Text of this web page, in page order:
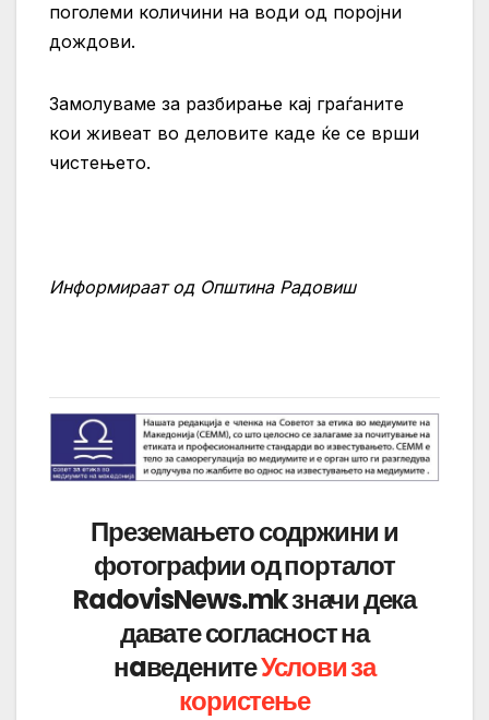
поголеми количини на води од поројни
дождови.
Замолуваме за разбирање кај граѓаните
кои живеат во деловите каде ќе се врши
чистењето.
Информираат од Општина Радовиш
Преземањето содржини и
фотографии од порталот
RadovisNews.mk значи дека
давате согласност на
нaведенитеУслови за
користење